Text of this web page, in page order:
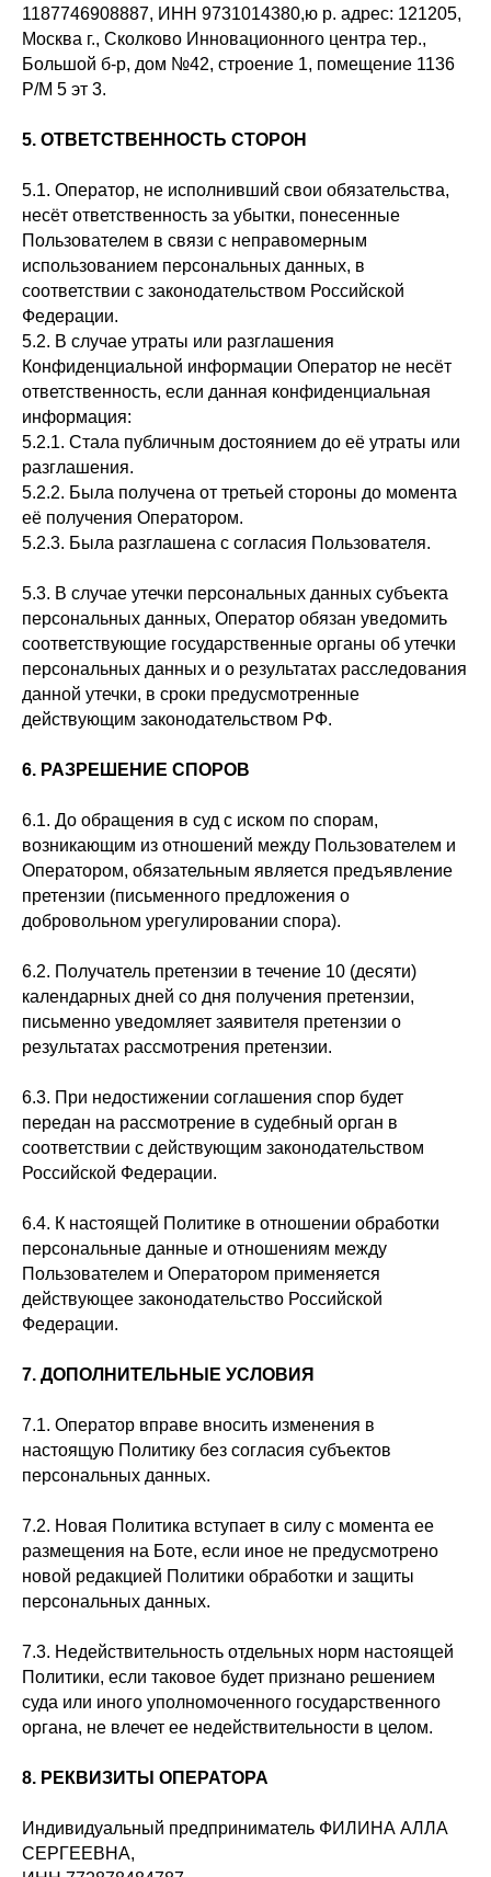
1187746908887, ИНН 9731014380,ю р. адрес: 121205,
Москва г., Сколково Инновационного центра тер.,
Большой б-р, дом №42, строение 1, помещение 1136
Р/М 5 эт 3.
5. ОТВЕТСТВЕННОСТЬ СТОРОН
5.1. Оператор, не исполнивший свои обязательства,
несёт ответственность за убытки, понесенные
Пользователем в связи с неправомерным
использованием персональных данных, в
соответствии с законодательством Российской
Федерации.
5.2. В случае утраты или разглашения
Конфиденциальной информации Оператор не несёт
ответственность, если данная конфиденциальная
информация:
5.2.1. Стала публичным достоянием до её утраты или
разглашения.
5.2.2. Была получена от третьей стороны до момента
её получения Оператором.
5.2.3. Была разглашена с согласия Пользователя.
5.3. В случае утечки персональных данных субъекта
персональных данных, Оператор обязан уведомить
соответствующие государственные органы об утечки
персональных данных и о результатах расследования
данной утечки, в сроки предусмотренные
действующим законодательством РФ.
6. РАЗРЕШЕНИЕ СПОРОВ
6.1. До обращения в суд с иском по спорам,
возникающим из отношений между Пользователем и
Оператором, обязательным является предъявление
претензии (письменного предложения о
добровольном урегулировании спора).
6.2. Получатель претензии в течение 10 (десяти)
календарных дней со дня получения претензии,
письменно уведомляет заявителя претензии о
результатах рассмотрения претензии.
6.3. При недостижении соглашения спор будет
передан на рассмотрение в судебный орган в
соответствии с действующим законодательством
Российской Федерации.
6.4. К настоящей Политике в отношении обработки
персональные данные и отношениям между
Пользователем и Оператором применяется
действующее законодательство Российской
Федерации.
7. ДОПОЛНИТЕЛЬНЫЕ УСЛОВИЯ
7.1. Оператор вправе вносить изменения в
настоящую Политику без согласия субъектов
персональных данных.
7.2. Новая Политика вступает в силу с момента ее
размещения на Боте, если иное не предусмотрено
новой редакцией Политики обработки и защиты
персональных данных.
7.3. Недействительность отдельных норм настоящей
Политики, если таковое будет признано решением
суда или иного уполномоченного государственного
органа, не влечет ее недействительности в целом.
8. РЕКВИЗИТЫ ОПЕРАТОРА
Индивидуальный предприниматель ФИЛИНА АЛЛА
СЕРГЕЕВНА,